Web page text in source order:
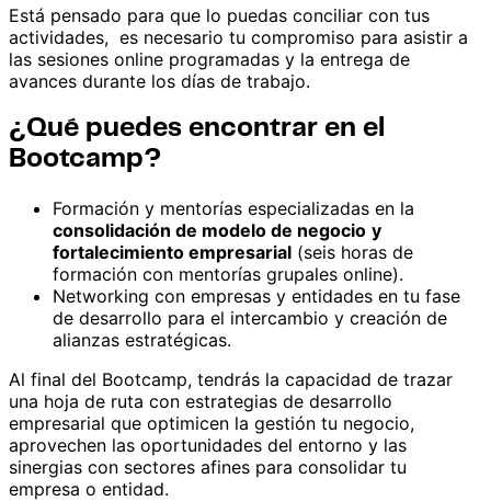
Está pensado para que lo puedas conciliar con tus
actividades, es necesario tu compromiso para asistir a
las sesiones online programadas y la entrega de
avances durante los días de trabajo.
¿Qué puedes encontrar en el
Bootcamp?
Formación y mentorías especializadas en la
consolidación de modelo de negocio y
fortalecimiento empresarial (seis horas de
formación con mentorías grupales online).
Networking con empresas y entidades en tu fase
de desarrollo para el intercambio y creación de
alianzas estratégicas.
Al final del Bootcamp, tendrás la capacidad de trazar
una hoja de ruta con estrategias de desarrollo
empresarial que optimicen la gestión tu negocio,
aprovechen las oportunidades del entorno y las
sinergias con sectores afines para consolidar tu
empresa o entidad.